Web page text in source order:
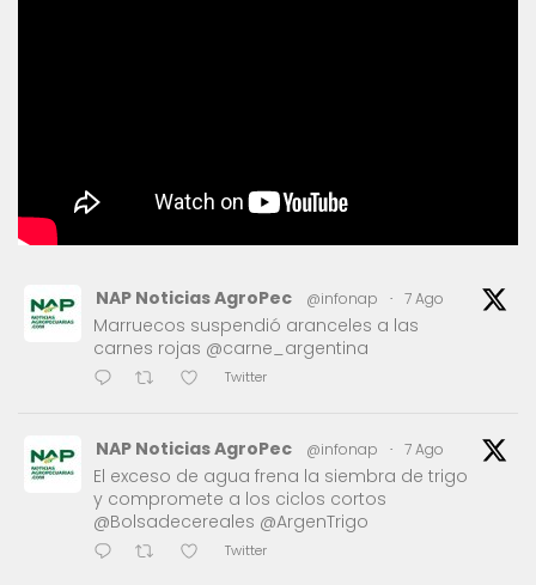
NAP Noticias AgroPec @infonap · 7 Ago
Marruecos suspendió aranceles a las
carnes rojas @carne_argentina
Twitter
NAP Noticias AgroPec @infonap · 7 Ago
El exceso de agua frena la siembra de trigo
y compromete a los ciclos cortos
@Bolsadecereales @ArgenTrigo
Twitter